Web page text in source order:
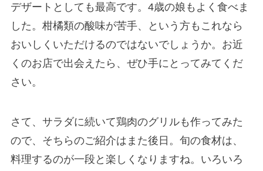
デザートとしても最高です。4歳の娘もよく食べま
した。柑橘類の酸味が苦手、という方もこれなら
おいしくいただけるのではないでしょうか。お近
くのお店で出会えたら、ぜひ手にとってみてくだ
さい。
さて、サラダに続いて鶏肉のグリルも作ってみた
ので、そちらのご紹介はまた後日。旬の食材は、
料理するのが一段と楽しくなりますね。いろいろ